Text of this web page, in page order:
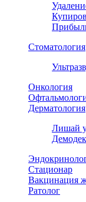
Стоматология
Онкология
Дерматология
Лишай
Стационар
Вакцинация
Ратолог